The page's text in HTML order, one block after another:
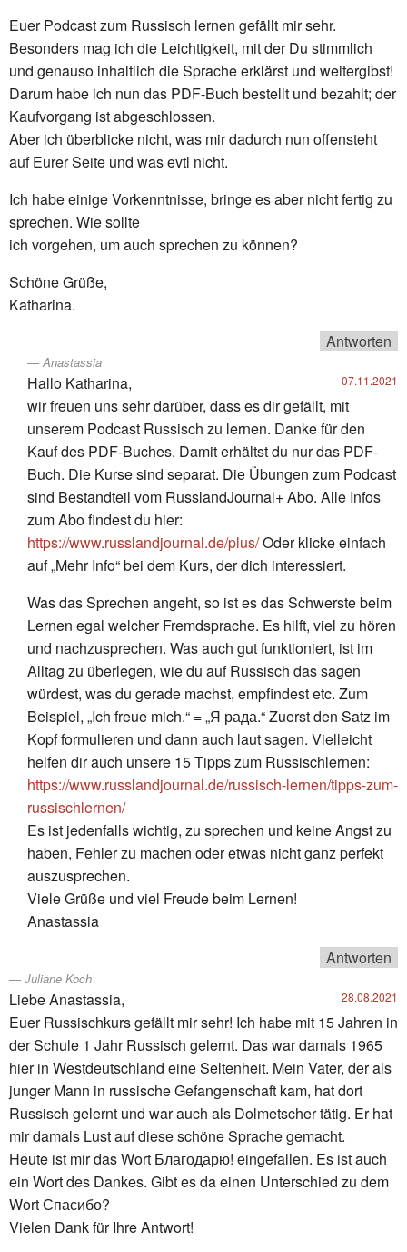
Euer Podcast zum Russisch lernen gefällt mir sehr.
Besonders mag ich die Leichtigkeit, mit der Du stimmlich
und genauso inhaltlich die Sprache erklärst und weitergibst!
Darum habe ich nun das PDF-Buch bestellt und bezahlt; der
Kaufvorgang ist abgeschlossen.
Aber ich überblicke nicht, was mir dadurch nun offensteht
auf Eurer Seite und was evtl nicht.
Ich habe einige Vorkenntnisse, bringe es aber nicht fertig zu
sprechen. Wie sollte
ich vorgehen, um auch sprechen zu können?
Schöne Grüße,
Katharina.
Antworten
Anastassia
07.11.2021
Hallo Katharina,
wir freuen uns sehr darüber, dass es dir gefällt, mit
unserem Podcast Russisch zu lernen. Danke für den
Kauf des PDF-Buches. Damit erhältst du nur das PDF-
Buch. Die Kurse sind separat. Die Übungen zum Podcast
sind Bestandteil vom RusslandJournal+ Abo. Alle Infos
zum Abo findest du hier:
https://www.russlandjournal.de/plus/Oder klicke einfach
auf „Mehr Info“ bei dem Kurs, der dich interessiert.
Was das Sprechen angeht, so ist es das Schwerste beim
Lernen egal welcher Fremdsprache. Es hilft, viel zu hören
und nachzusprechen. Was auch gut funktioniert, ist im
Alltag zu überlegen, wie du auf Russisch das sagen
würdest, was du gerade machst, empfindest etc. Zum
Beispiel, „Ich freue mich.“ = „Я рада.“ Zuerst den Satz im
Kopf formulieren und dann auch laut sagen. Vielleicht
helfen dir auch unsere 15 Tipps zum Russischlernen:
https://www.russlandjournal.de/russisch-lernen/tipps-zum-
russischlernen/
Es ist jedenfalls wichtig, zu sprechen und keine Angst zu
haben, Fehler zu machen oder etwas nicht ganz perfekt
auszusprechen.
Viele Grüße und viel Freude beim Lernen!
Anastassia
Antworten
Juliane Koch
28.08.2021
Liebe Anastassia,
Euer Russischkurs gefällt mir sehr! Ich habe mit 15 Jahren in
der Schule 1 Jahr Russisch gelernt. Das war damals 1965
hier in Westdeutschland eine Seltenheit. Mein Vater, der als
junger Mann in russische Gefangenschaft kam, hat dort
Russisch gelernt und war auch als Dolmetscher tätig. Er hat
mir damals Lust auf diese schöne Sprache gemacht.
Heute ist mir das Wort Благодарю! eingefallen. Es ist auch
ein Wort des Dankes. Gibt es da einen Unterschied zu dem
Wort Спасибо?
Vielen Dank für Ihre Antwort!